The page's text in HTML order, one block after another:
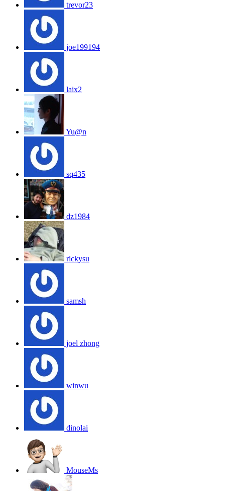
trevor23
joe199194
laix2
Yu@n
sq435
dz1984
rickysu
samsh
joel zhong
winwu
dinolai
MouseMs